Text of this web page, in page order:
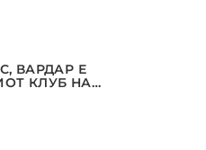
ВАРДАР Е
КЛУБ НА